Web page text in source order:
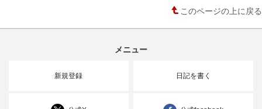
このページの上に戻る
メニュー
新規登録 日記を書く